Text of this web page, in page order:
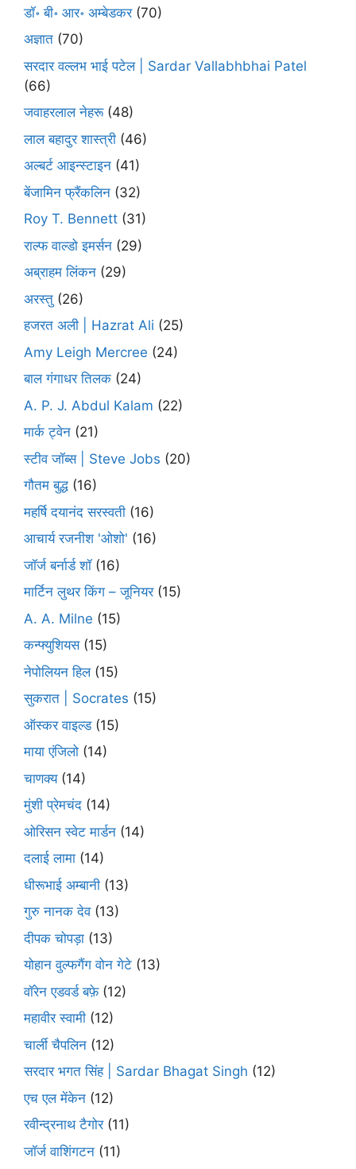
डॉ॰ बी॰ आर॰ अम्बेडकर(70)
अज्ञात (70)
सरदार वल्लभ भाई पटेल | Sardar Vallabhbhai Patel
(66)
जवाहरलाल नेहरू(48)
लाल बहादुर शास्त्री (46)
अल्बर्ट आइन्स्टाइन (41)
बेंजामिन फ्रैंकलिन (32)
Roy T. Bennett (31)
राल्फ वाल्डो इमर्सन (29)
अब्राहम लिंकन (29)
अरस्तु (26)
हजरत अली | Hazrat Ali (25)
Amy Leigh Mercree (24)
बाल गंगाधर तिलक (24)
A. P. J. Abdul Kalam (22)
मार्क ट्वेन (21)
स्टीव जॉब्स | Steve Jobs (20)
गौतम बुद्ध (16)
महर्षि दयानंद सरस्वती (16)
आचार्य रजनीश 'ओशो' (16)
जॉर्ज बर्नार्ड शॉ(16)
मार्टिन लुथर किंग – जूनियर(15)
A. A. Milne (15)
कन्फ्युशियस(15)
नेपोलियन हिल(15)
सुकरात | Socrates (15)
ऑस्कर वाइल्ड(15)
माया एंजिलो (14)
चाणक्य(14)
मुंशी प्रेमचंद (14)
ओरिसन स्‍वेट मार्डन (14)
दलाई लामा (14)
धीरूभाई अम्बानी (13)
गुरु नानक देव(13)
दीपक चोपड़ा (13)
योहान वुल्फगैंग वोन गेटे (13)
वॉरेन एडवर्ड बफ़े(12)
महावीर स्वामी (12)
चार्ली चैपलिन (12)
सरदार भगत सिंह | Sardar Bhagat Singh (12)
एच एल मेंकेन (12)
रवीन्द्रनाथ टैगोर(11)
जॉर्ज वाशिंगटन (11)